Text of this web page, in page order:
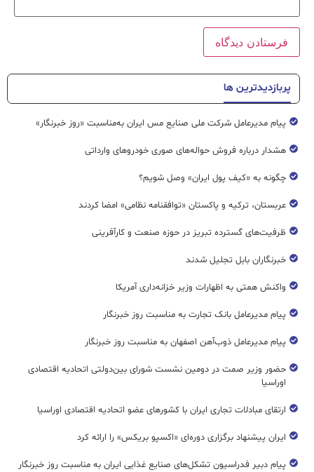
پربازدیدترین ها
پیام مدیرعامل شرکت ملی صنایع مس ایران به‌مناسبت «روز خبرنگار»
هشدار درباره فروش حواله‌های صوری خودروهای وارداتی
چگونه به «کیف پول ایران» وصل شویم؟
عربستان، ترکیه و پاکستان «توافقنامه نظامی» امضا کردند
ظرفیت‌های گسترده‌ تبریز در حوزه صنعت و کارآفرینی
خبرنگاران بابل تجلیل شدند
واکنش همتی به اظهارات وزیر خزانه‌داری آمریکا
پیام مدیرعامل بانک تجارت به مناسبت روز خبرنگار
پیام مدیرعامل ذوب‌آهن اصفهان به مناسبت روز خبرنگار
حضور وزیر صمت در دومین نشست شورای بین‌دولتی اتحادیه اقتصادی
اوراسیا
ارتقای مبادلات تجاری ایران با کشورهای عضو اتحادیه اقتصادی اوراسیا
ایران پیشنهاد برگزاری دوره‌ای «اکسپو بریکس» را ارائه کرد
پیام دبیر فدراسیون تشکل‌های صنایع غذایی ایران به مناسبت روز خبرنگار